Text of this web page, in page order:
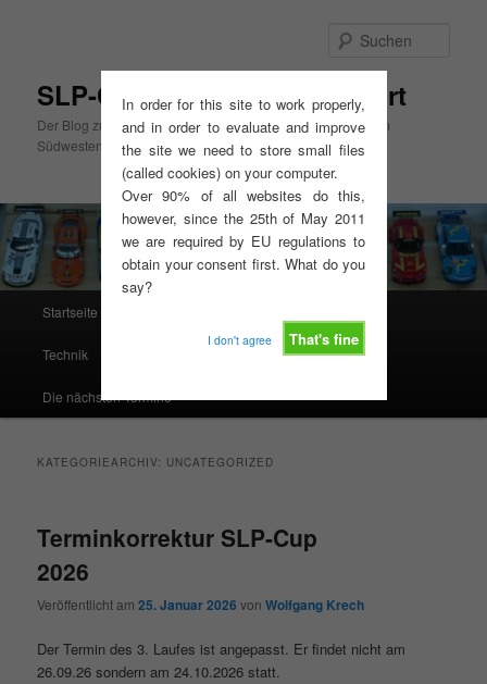
In order for this site to work properly,
and in order to evaluate and improve
the site we need to store small files
(called cookies) on your computer.
Over 90% of all websites do this,
however, since the 25th of May 2011
we are required by EU regulations to
obtain your consent first. What do you
say?
That's fine
I don't agree
SLP-Cup Mitte, GT3-Slotsport
Der Blog zum SLP-Cup Mitte und zur GT3-Slotsport Serie im
Südwesten
Startseite
Technik Rennserien West
Die nächsten Termine
KATEGORIEARCHIV: UNCATEGORIZED
Terminkorrektur SLP-Cup
2026
Veröffentlicht am25. Januar 2026 vonWolfgang Krech
Der Termin des 3. Laufes ist angepasst. Er findet nicht am
26.09.26 sondern am 24.10.2026 statt.